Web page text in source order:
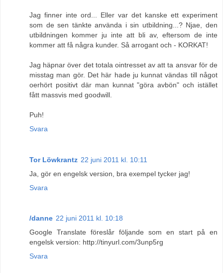
Jag finner inte ord... Eller var det kanske ett experiment
som de sen tänkte använda i sin utbildning...? Njae, den
utbildningen kommer ju inte att bli av, eftersom de inte
kommer att få några kunder. Så arrogant och - KORKAT!
Jag häpnar över det totala ointresset av att ta ansvar för de
misstag man gör. Det här hade ju kunnat vändas till något
oerhört positivt där man kunnat "göra avbön" och istället
fått massvis med goodwill.
Puh!
Svara
Tor Löwkrantz 22 juni 2011 kl. 10:11
Ja, gör en engelsk version, bra exempel tycker jag!
Svara
/danne 22 juni 2011 kl. 10:18
Google Translate föreslår följande som en start på en
engelsk version: http://tinyurl.com/3unp5rg
Svara